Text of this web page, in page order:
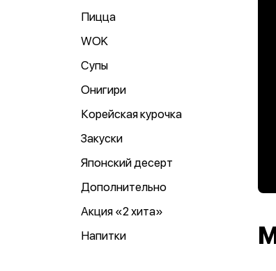
Пицца
WOK
Супы
Онигири
Корейская курочка
Закуски
Японский десерт
Дополнительно
Акция «2 хита»
Напитки